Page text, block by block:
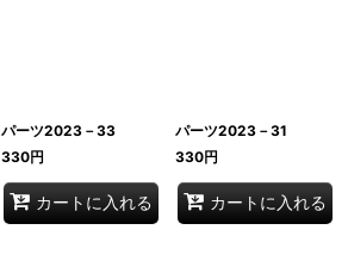
パーツ2023－33
330円
カートに入れる
パーツ2023－31
330円
カートに入れる